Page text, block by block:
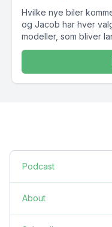
Hvilke nye biler
og Jacob har hver
modeller, som bliver
Podcast
About